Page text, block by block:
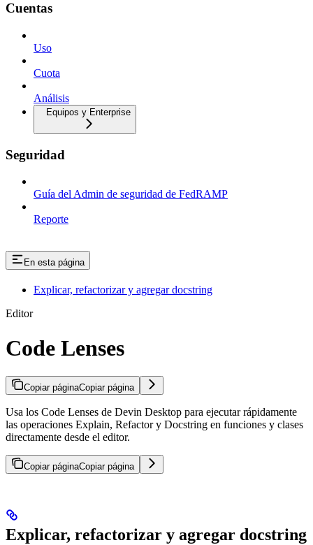
Cuentas
Uso
Cuota
Análisis
Equipos y Enterprise
Seguridad
Guía del Admin de seguridad de FedRAMP
Reporte
En esta página
Explicar, refactorizar y agregar docstring
Editor
Code Lenses
Copiar páginaCopiar página
Usa los Code Lenses de Devin Desktop para ejecutar rápidamente
las operaciones Explain, Refactor y Docstring en funciones y clases
directamente desde el editor.
Copiar páginaCopiar página
Explicar, refactorizar y agregar docstring